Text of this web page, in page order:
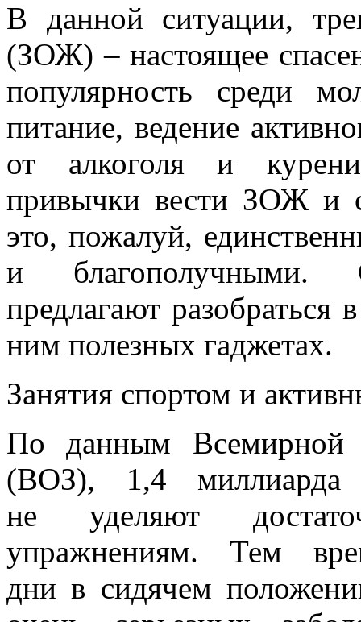
В данной ситуации,
(ЗОЖ) – настоящее
популярность среди
питание, ведение
от алкоголя и
привычки вести ЗОЖ и
это, пожалуй,
и благополучными.
предлагают
ним полезных гаджетах.
Занятия спортом и
По данным Всемирной
(ВОЗ), 1,4 миллиарда
не уделяют
упражнениям. Тем
дни в сидячем